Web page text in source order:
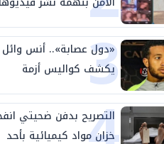
خادشة للحياء
3
«دول عصابة».. أنس وائل
يكشف كواليس أزمة
استبعاده المفاجئ من
الزمالك
التصريح بدفن ضحيتي
خزان مواد كيميائية بأحد